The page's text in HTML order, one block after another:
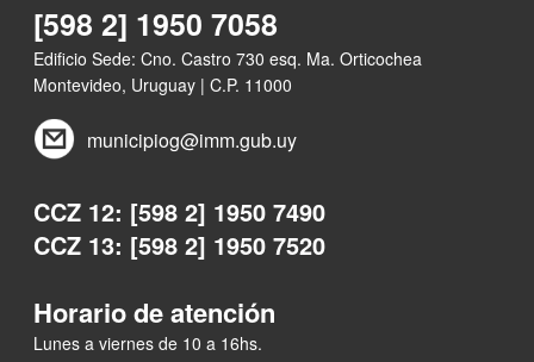
[598 2] 1950 7058
Edificio Sede: Cno. Castro 730 esq. Ma. Orticochea
Montevideo, Uruguay | C.P. 11000
municipiog@imm.gub.uy
CCZ 12: [598 2] 1950 7490
CCZ 13: [598 2] 1950 7520
Horario de atención
Lunes a viernes de 10 a 16hs.